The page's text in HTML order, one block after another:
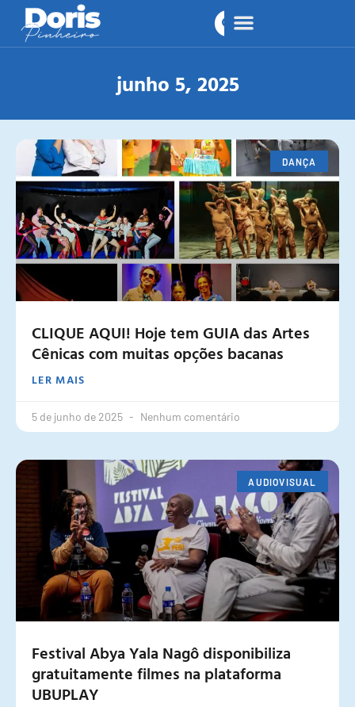
junho 5, 2025
DANÇA
CLIQUE AQUI! Hoje tem GUIA das Artes
Cênicas com muitas opções bacanas
LER MAIS
5 de junho de 2025 Nenhum comentário
AUDIOVISUAL
Festival Abya Yala Nagô disponibiliza
gratuitamente filmes na plataforma
UBUPLAY